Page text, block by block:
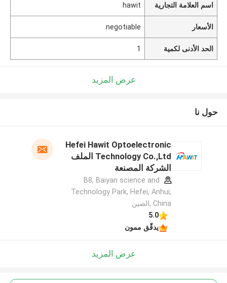
اسم العلامة التجارية hawit
الأسعار negotiable
الحد الأدنى لكمية 1
عرض المزيد
حول نا
Hefei Hawit Optoelectronic
Technology Co.,Ltd الملف
الشركة المصنعة
B8, Baiyan science and
Technology Park, Hefei, Anhui,
China ,الصين
5.0
يدقّق ممون
عرض المزيد